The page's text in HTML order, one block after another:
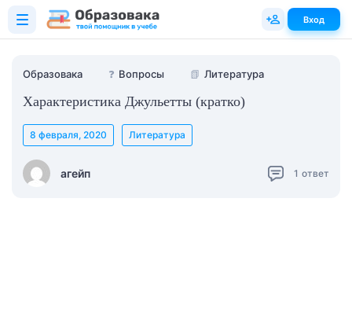
Образовака ❓ Вопросы 📗 Литература
Характеристика Джульетты (кратко)
агейп
8 февраля, 2020 Литература
1 ответ
Вход